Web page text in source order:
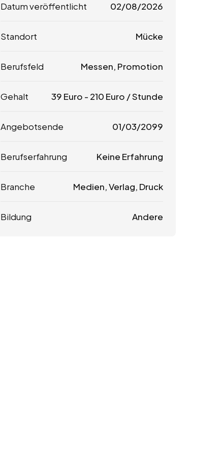
Datum veröffentlicht 02/08/2026
Standort Mücke
Berufsfeld Messen, Promotion
Gehalt 39 Euro - 210 Euro / Stunde
Angebotsende 01/03/2099
Berufserfahrung Keine Erfahrung
Branche Medien, Verlag, Druck
Bildung Andere